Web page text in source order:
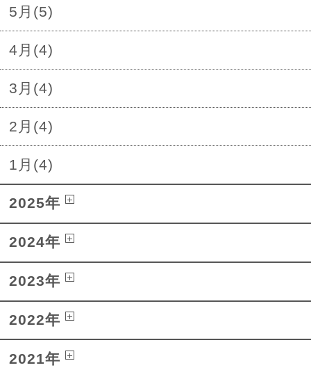
5月(5)
4月(4)
3月(4)
2月(4)
1月(4)
2025年
2024年
2023年
2022年
2021年